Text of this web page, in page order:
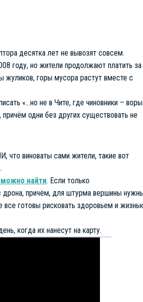
десятка лет не вывозят совсем.
году, но жители продолжают платить за
жуликов, горы мусора растут вместе с
«…но не в Чите, где чиновники –
одни без других существовать не
что виноваты сами жители, такие вот
найти. Если только
дрона, причём, для штурма вершины
все готовы рисковать здоровьем и
когда их нанесут на карту.